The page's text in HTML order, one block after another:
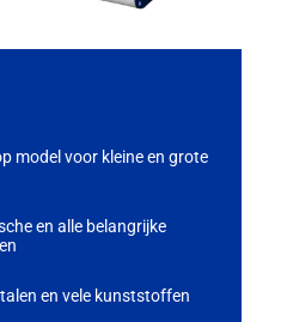
model voor kleine en grote
en alle belangrijke
en vele kunststoffen